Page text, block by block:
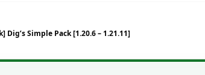
Dig’s Simple Pack [1.20.6 – 1.21.11]